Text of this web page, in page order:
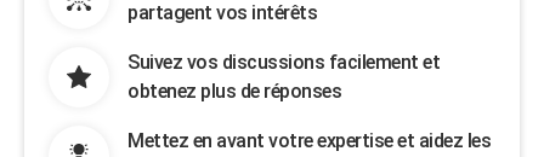
partagent vos intérêts
Suivez vos discussions facilement et
obtenez plus de réponses
Mettez en avant votre expertise et aidez les